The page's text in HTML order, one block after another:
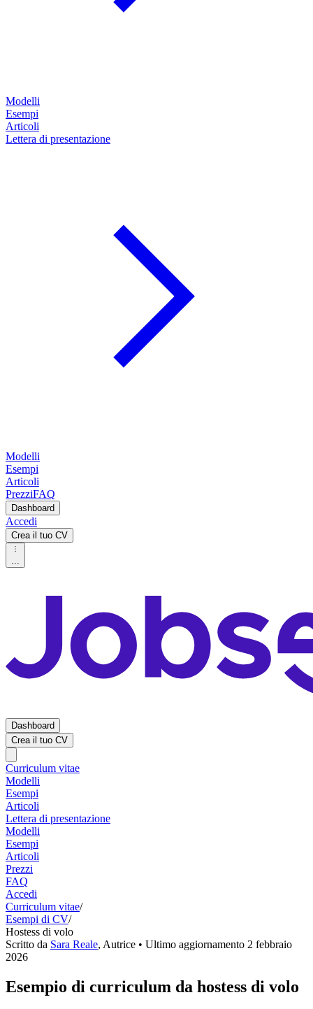
Modelli
Esempi
Articoli
Lettera di presentazione
Modelli
Esempi
Articoli
PrezziFAQ
Dashboard
Accedi
Crea il tuo CV
...
Dashboard
Crea il tuo CV
Curriculum vitae
Modelli
Esempi
Articoli
Lettera di presentazione
Modelli
Esempi
Articoli
Prezzi
FAQ
Accedi
Curriculum vitae/
Esempi di CV/
Hostess di volo
Scritto da Sara Reale, Autrice • Ultimo aggiornamento 2 febbraio
2026
Esempio di curriculum da hostess di volo